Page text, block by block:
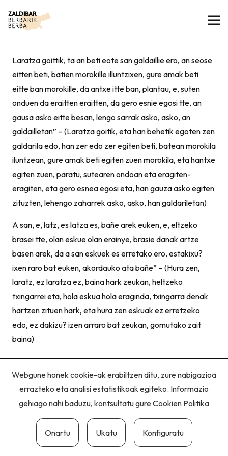
Laratza goittik, ta an beti eote san galdaillie ero, an seose
eitten beti, batien morokille illuntzixen, gure amak beti
eitte ban morokille, da antxe itte ban, plantau, e, suten
onduen da eraitten eraitten, da gero esnie egosi tte, an
gausa asko eitte besan, lengo sarrak asko, asko, an
galdailletan” – (Laratza goitik, eta han behetik egoten zen
galdarila edo, han zer edo zer egiten beti, batean morokila
iluntzean, gure amak beti egiten zuen morokila, eta hantxe
egiten zuen, paratu, sutearen ondoan eta eragiten-
eragiten, eta gero esnea egosi eta, han gauza asko egiten
zituzten, lehengo zaharrek asko, asko, han galdariletan)
A san, e, latz, es latza es, bañe arek euken, e, eltzeko
brasei tte, olan eskue olan erainye, brasie danak artze
basen arek, da a san eskuek es erretako ero, estakixu?
ixen raro bat euken, akordauko ata bañe” – (Hura zen,
laratz, ez laratza ez, baina hark zeukan, heltzeko
txingarrei eta, hola eskua hola eraginda, txingarra denak
hartzen zituen hark, eta hura zen eskuak ez erretzeko
edo, ez dakizu? izen arraro bat zeukan, gomutako zait
baina)
Pribatutasun politika Cookie politika Lege oharra
Webgune honek cookie-ak erabiltzen ditu, zure nabigazioa
errazteko eta analisi estatistikoak egiteko. Informazio
gehiago nahi baduzu, kontsultatu gureCookien Politika
Onartu Ukatu Konfiguratu